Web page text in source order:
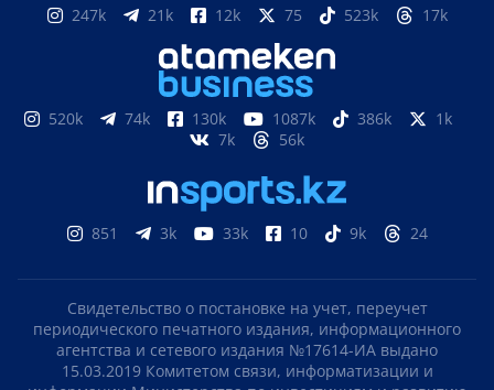
247k 21k 12k 75 523k 17k
520k 74k 130k 1087k 386k
1k
7k
56k
851 3k 33k 10 9k 24
Свидетельство о постановке на учет, переучет
периодического печатного издания, информационного
агентства и сетевого издания №17614-ИА выдано
15.03.2019 Комитетом связи, информатизации и